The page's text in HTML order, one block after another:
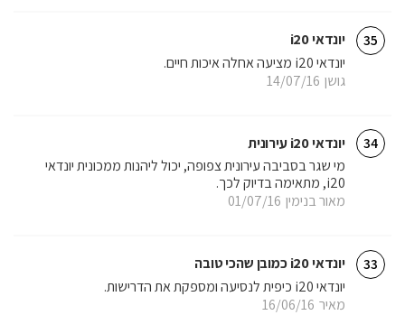
35 יונדאי i20
גושן 14/07/16
יונדאי i20 מציעה אחלה איכות חיים.
34 יונדאי i20 עירונית
מאור בנימין 01/07/16
מי שגר בסביבה עירונית צפופה, יכול ליהנות ממכונית יונדאי
i20, מתאימה בדיוק לכך.
33 יונדאי i20 כמובן שהכי טובה
מאיר 16/06/16
יונדאי i20 כיפית לנסיעה ומספקת את הדרישות.